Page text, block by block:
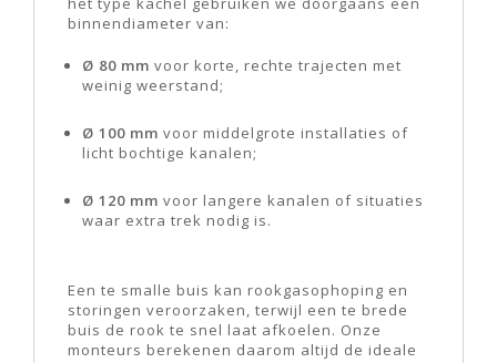
binnendiameter van:
Ø 80 mm voor korte, rechte trajecten met
weinig weerstand;
Ø 100 mm voor middelgrote installaties of
licht bochtige kanalen;
Ø 120 mm voor langere kanalen of situaties
waar extra trek nodig is.
Een te smalle buis kan rookgasophoping en
storingen veroorzaken, terwijl een te brede
buis de rook te snel laat afkoelen. Onze
monteurs berekenen daarom altijd de ideale